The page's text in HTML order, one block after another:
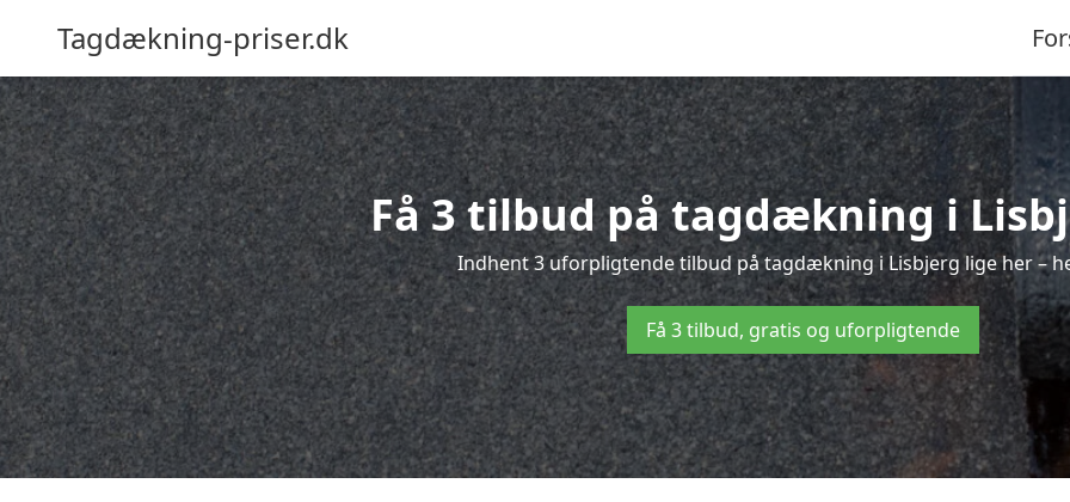
Tagdækning-priser.dk
Få 3 tilbud på tagdækning i
Indhent 3 uforpligtende tilbud på tagdækning i Lisbjerg lige her –
Få 3 tilbud, gratis og uforpligtende